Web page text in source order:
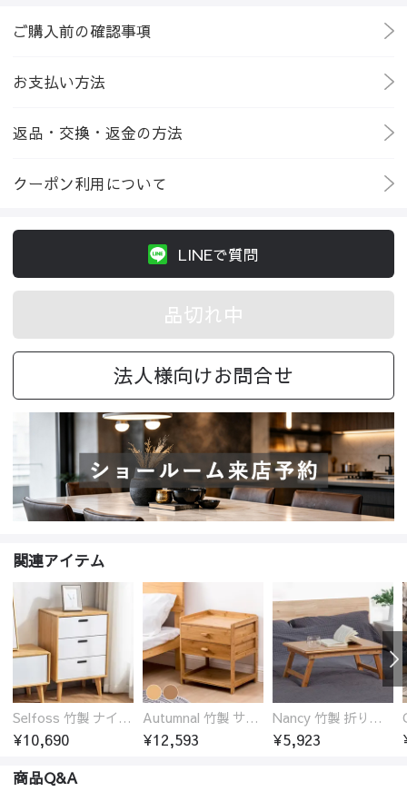
ご購入前の確認事項
お支払い方法
返品・交換・返金の方法
クーポン利用について
LINEで質問
品切れ中
法人様向けお問合せ
関連アイテム
Selfoss 竹製 ナイトテーブル
¥10,690
Autumnal 竹製 サイドテーブル ナイトテーブル 引き出し付き
¥12,593
Nancy 竹製 折りたたみ式ローテーブル センターテーブル
¥5,923
商品Q&A